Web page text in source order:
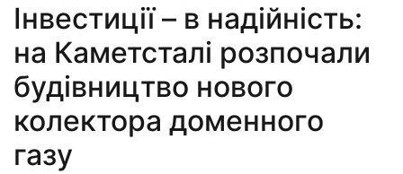
Інвестиції – в надійність:
на Каметсталі розпочали
будівництво нового
колектора доменного
газу